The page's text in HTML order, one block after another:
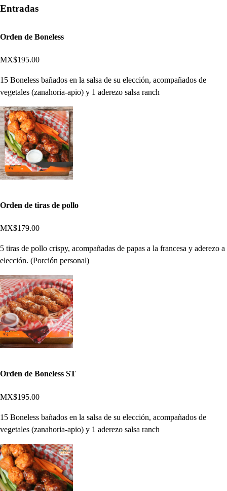
Entradas
Orden de Boneless
MX$195.00
15 Boneless bañados en la salsa de su elección, acompañados de
vegetales (zanahoria-apio) y 1 aderezo salsa ranch
Orden de tiras de pollo
MX$179.00
5 tiras de pollo crispy, acompañadas de papas a la francesa y aderezo a
elección. (Porción personal)
Orden de Boneless ST
MX$195.00
15 Boneless bañados en la salsa de su elección, acompañados de
vegetales (zanahoria-apio) y 1 aderezo salsa ranch